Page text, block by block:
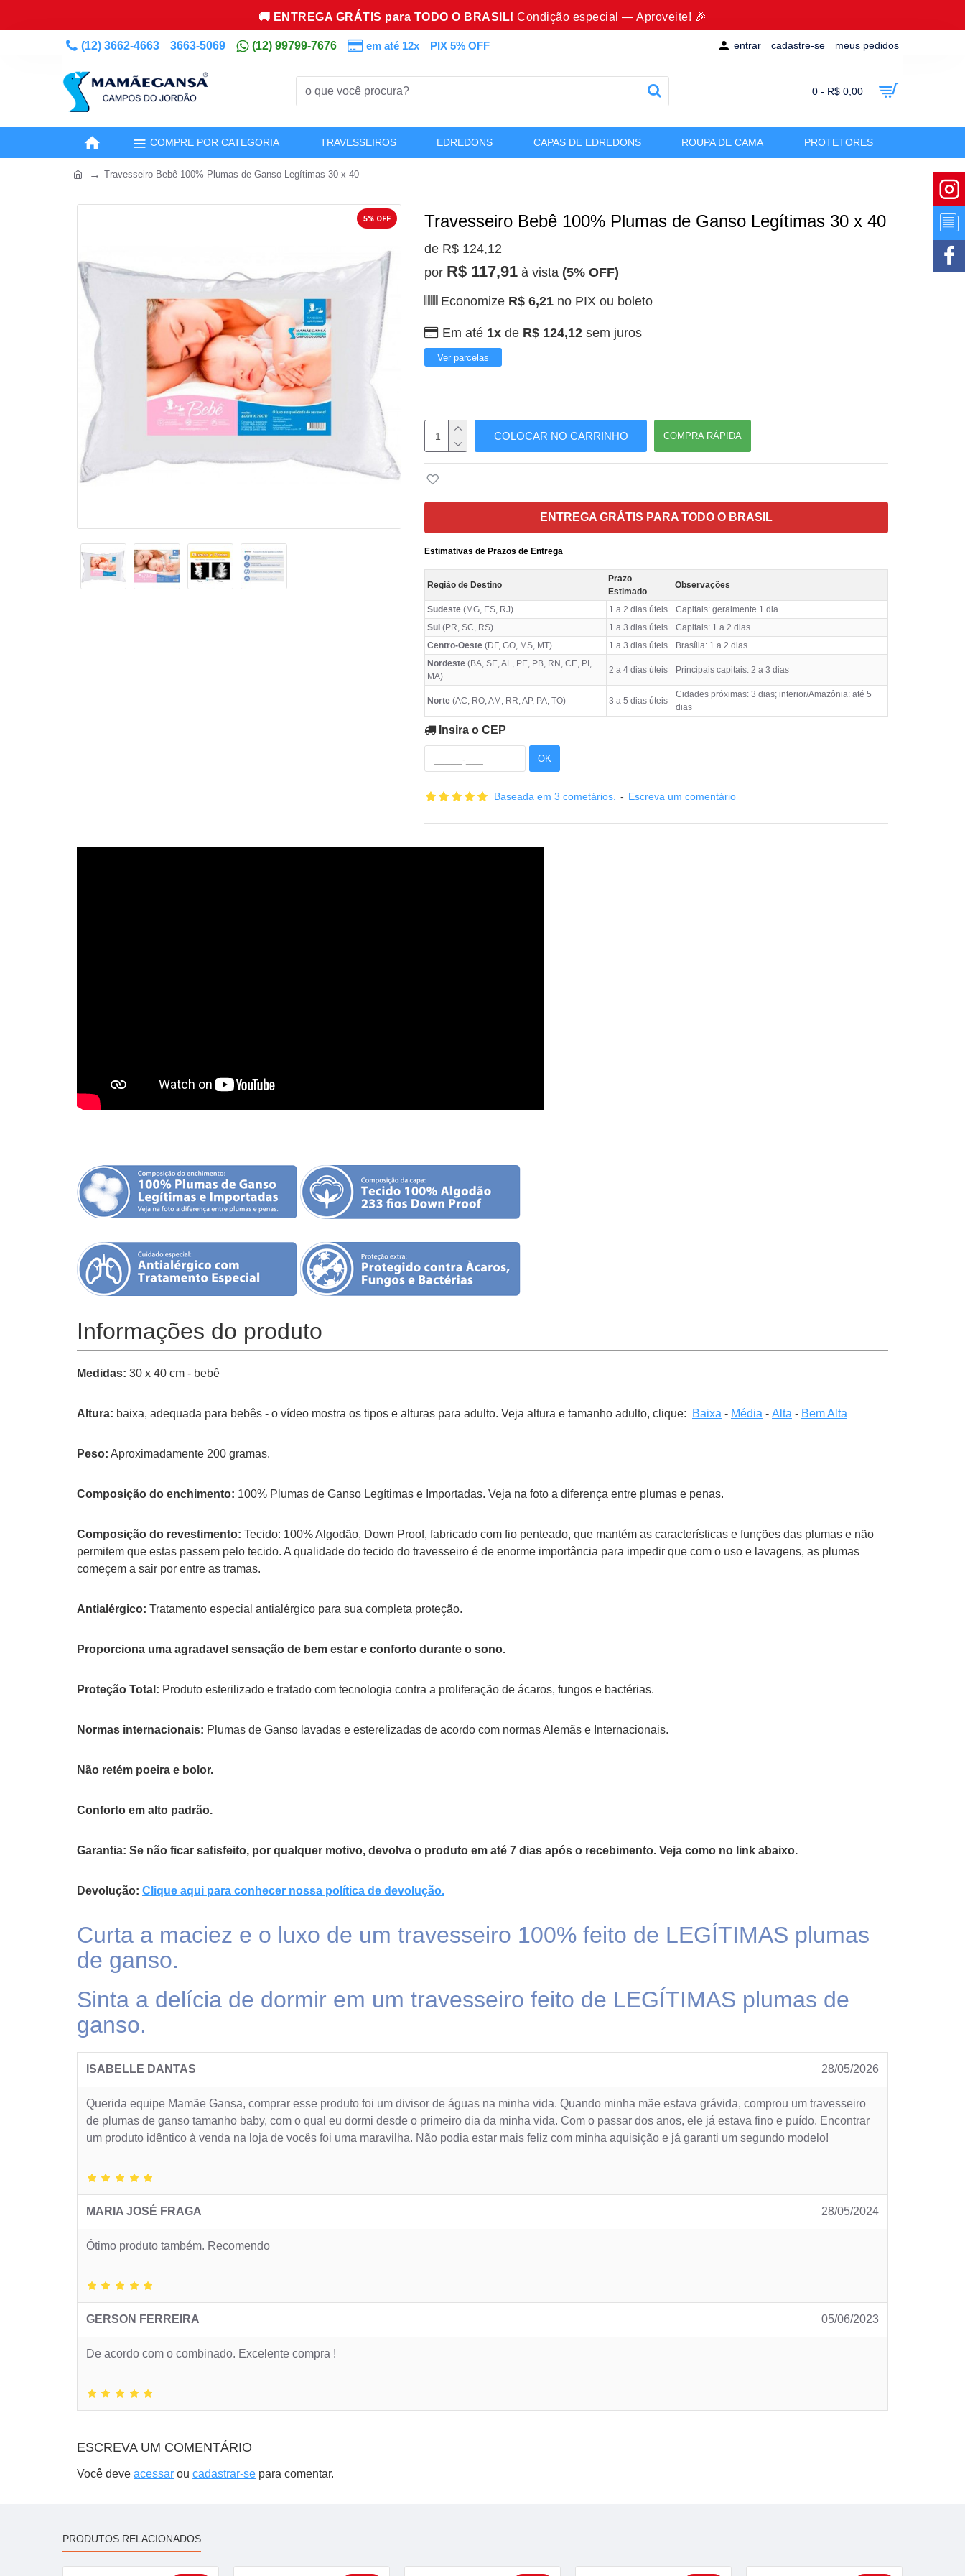
🚚 ENTREGA GRÁTIS para TODO O BRASIL!Condição especial — Aproveite! 🎉
(12) 3662-4663 3663-5069 (12) 99799-7676 em até 12x PIX 5% OFF entrar cadastre-se meus pedidos
0 - R$ 0,00
COMPRE POR CATEGORIA TRAVESSEIROS EDREDONS CAPAS DE EDREDONS ROUPA DE CAMA PROTETORES
Travesseiro Bebê 100% Plumas de Ganso Legítimas 30 x 40
5% OFF Travesseiro Bebê 100% Plumas de Ganso Legítimas 30 x 40
Baseada em 3 cometários. - Escreva um comentário
de R$ 124,12
por R$ 117,91 à vista (5% OFF)
Economize R$ 6,21 no PIX ou boleto
Em até 1x de R$ 124,12 sem juros
Ver parcelas
COLOCAR NO CARRINHO COMPRA RÁPIDA
ENTREGA GRÁTIS PARA TODO O BRASIL
Estimativas de Prazos de Entrega
Região de Destino
Prazo
Estimado
Observações
Sudeste (MG, ES, RJ) 1 a 2 dias úteis
Capitais: geralmente 1 dia
Sul (PR, SC, RS) 1 a 3 dias úteis
Capitais: 1 a 2 dias
Centro-Oeste (DF, GO, MS, MT) 1 a 3 dias úteis
Brasília: 1 a 2 dias
Nordeste (BA, SE, AL, PE, PB, RN, CE, PI,
MA)
2 a 4 dias úteis Principais capitais: 2 a 3 dias
Norte (AC, RO, AM, RR, AP, PA, TO) 3 a 5 dias úteis
Cidades próximas: 3 dias; interior/Amazônia: até 5
dias
Insira o CEP
OK
Informações do produto
Medidas: 30 x 40 cm - bebê
Altura: baixa, adequada para bebês - o vídeo mostra os tipos e alturas para adulto. Veja altura e tamanho adulto, clique: Baixa - Média - Alta - Bem Alta
Peso: Aproximadamente 200 gramas.
Composição do enchimento: 100% Plumas de Ganso Legítimas e Importadas. Veja na foto a diferença entre plumas e penas.
Composição do revestimento: Tecido: 100% Algodão, Down Proof, fabricado com fio penteado, que mantém as características e funções das plumas e não
permitem que estas passem pelo tecido. A qualidade do tecido do travesseiro é de enorme importância para impedir que com o uso e lavagens, as plumas
começem a sair por entre as tramas.
Antialérgico: Tratamento especial antialérgico para sua completa proteção.
Proporciona uma agradavel sensação de bem estar e conforto durante o sono.
Proteção Total: Produto esterilizado e tratado com tecnologia contra a proliferação de ácaros, fungos e bactérias.
Normas internacionais: Plumas de Ganso lavadas e esterelizadas de acordo com normas Alemãs e Internacionais.
Não retém poeira e bolor.
Conforto em alto padrão.
Garantia: Se não ficar satisfeito, por qualquer motivo, devolva o produto em até 7 dias após o recebimento. Veja como no link abaixo.
Devolução: Clique aqui para conhecer nossa política de devolução.
Curta a maciez e o luxo de um travesseiro 100% feito de LEGÍTIMAS plumas
de ganso.
Sinta a delícia de dormir em um travesseiro feito de LEGÍTIMAS plumas de
ganso.
ISABELLE DANTAS 28/05/2026
Querida equipe Mamãe Gansa, comprar esse produto foi um divisor de águas na minha vida. Quando minha mãe estava grávida, comprou um travesseiro
de plumas de ganso tamanho baby, com o qual eu dormi desde o primeiro dia da minha vida. Com o passar dos anos, ele já estava fino e puído. Encontrar
um produto idêntico à venda na loja de vocês foi uma maravilha. Não podia estar mais feliz com minha aquisição e já garanti um segundo modelo!
MARIA JOSÉ FRAGA 28/05/2024
Ótimo produto também. Recomendo
GERSON FERREIRA 05/06/2023
De acordo com o combinado. Excelente compra !
ESCREVA UM COMENTÁRIO
Você deve acessar ou cadastrar-se para comentar.
PRODUTOS RELACIONADOS